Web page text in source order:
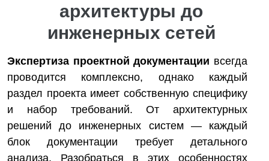
архитектуры до
инженерных сетей
Экспертиза проектной документации всегда
проводится комплексно, однако каждый
раздел проекта имеет собственную специфику
и набор требований. От архитектурных
решений до инженерных систем — каждый
блок документации требует детального
анализа. Разобраться в этих особенностях